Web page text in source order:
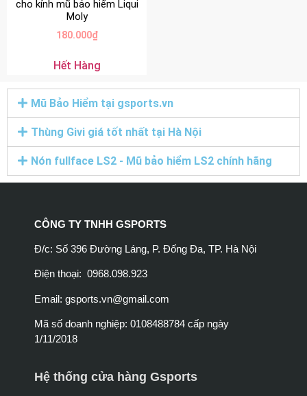
cho kính mũ bảo hiểm Liqui
Moly
180.000₫
Hết Hàng
Mũ Bảo Hiểm tại gsports.vn
Thùng Givi giá tốt nhất tại Hà Nội
Nón fullface LS2 - Mũ bảo hiểm LS2 chính hãng
CÔNG TY TNHH GSPORTS
Đ/c: Số 396 Đường Láng, P. Đống Đa, TP. Hà Nội
Điện thoại: 0968.098.923
Email: gsports.vn@gmail.com
Mã số doanh nghiệp: 0108488784 cấp ngày
1/11/2018
Hệ thống cửa hàng Gsports